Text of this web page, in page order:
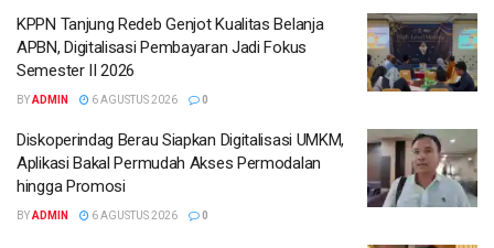
KPPN Tanjung Redeb Genjot Kualitas Belanja
APBN, Digitalisasi Pembayaran Jadi Fokus
Semester II 2026
BYADMIN 6 AGUSTUS 2026 0
Diskoperindag Berau Siapkan Digitalisasi UMKM,
Aplikasi Bakal Permudah Akses Permodalan
hingga Promosi
BYADMIN 6 AGUSTUS 2026 0